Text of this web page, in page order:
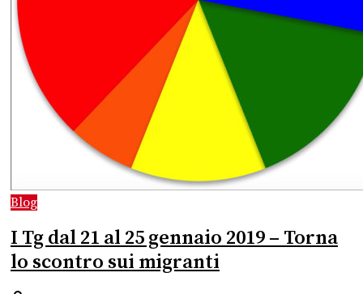
Blog
I Tg dal 21 al 25 gennaio 2019 – Torna
lo scontro sui migranti